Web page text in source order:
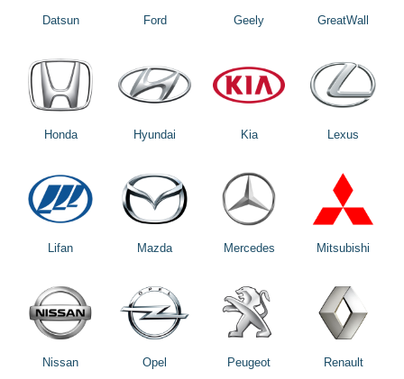
Datsun Ford Geely GreatWall
Honda Hyundai Kia Lexus
Lifan Mazda Mercedes Mitsubishi
Nissan Opel Peugeot Renault